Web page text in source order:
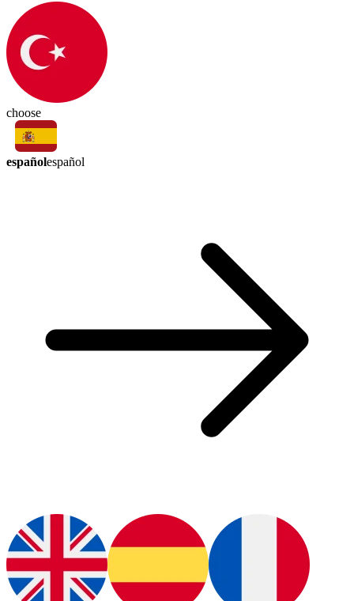
choose
españolespañol